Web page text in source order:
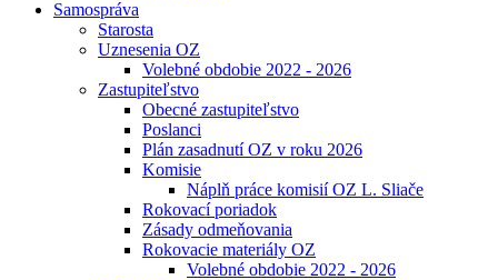
Samospráva
Starosta
Uznesenia OZ
Volebné obdobie 2022 - 2026
Zastupiteľstvo
Obecné zastupiteľstvo
Poslanci
Plán zasadnutí OZ v roku 2026
Komisie
Náplň práce komisií OZ L. Sliače
Rokovací poriadok
Zásady odmeňovania
Rokovacie materiály OZ
Volebné obdobie 2022 - 2026